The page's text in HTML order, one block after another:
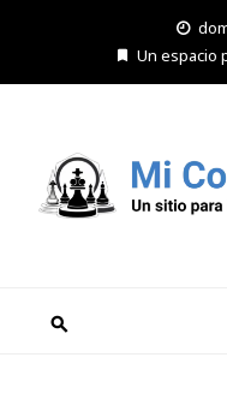
Un espacio